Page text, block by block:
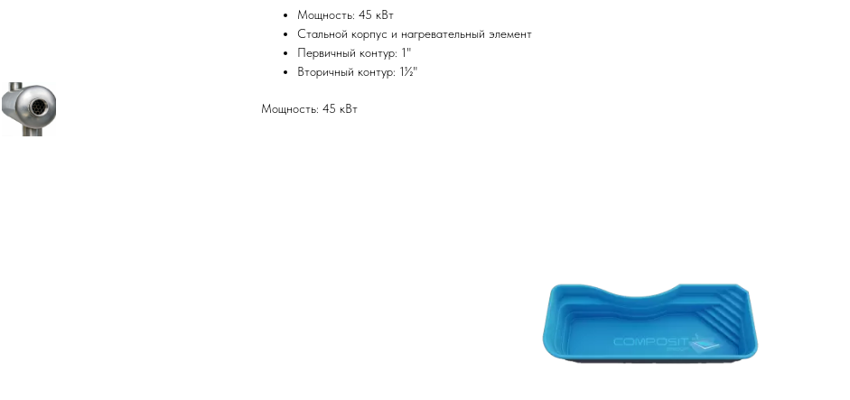
Мощность: 45 кВт
Стальной корпус и нагревательный элемент
Первичный контур: 1"
Вторичный контур: 1½"
Мощность: 45 кВт